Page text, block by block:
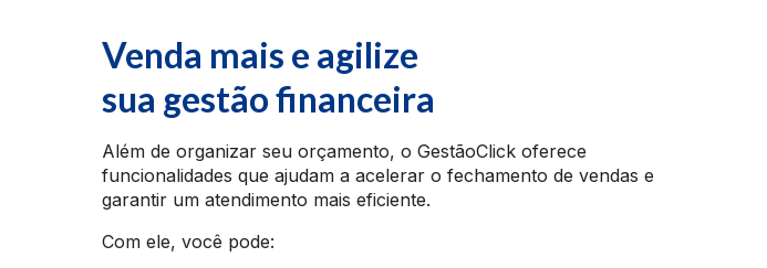
Venda mais e agilize
sua gestão financeira
Além de organizar seu orçamento, o GestãoClick oferece
funcionalidades que ajudam a acelerar o fechamento de vendas e
garantir um atendimento mais eficiente.
Com ele, você pode: